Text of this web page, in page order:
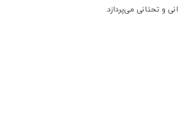
و تحتانی می‌پردازد.